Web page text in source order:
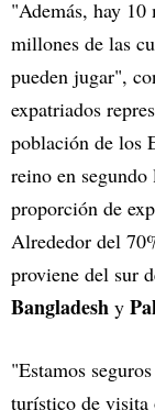
"Además, hay 10
millones de las
pueden jugar",
expatriados
población de los
reino en segundo
proporción de
Alrededor del
proviene del sur
Bangladesh y
"Estamos
turístico de visita